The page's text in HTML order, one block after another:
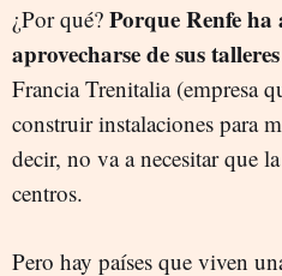
¿Por qué? Porque Renfe
aprovecharse de sus talleres
Francia Trenitalia (empresa
construir instalaciones para
decir, no va a necesitar que
centros.
Pero hay países que viven